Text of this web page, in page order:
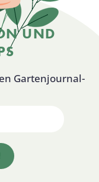
UND
Gartenjournal-